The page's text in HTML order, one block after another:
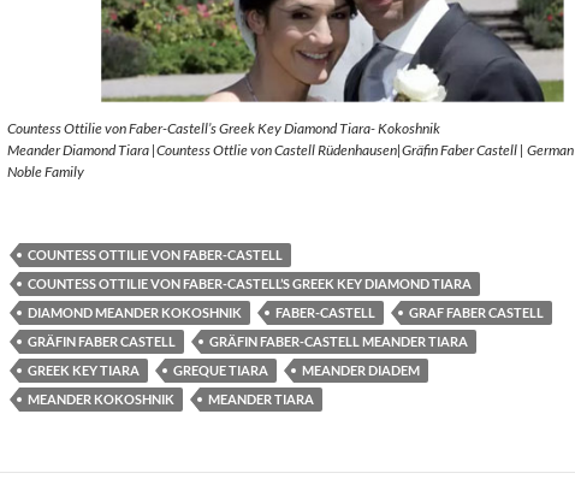
Countess Ottilie von Faber-Castell’s Greek Key Diamond Tiara- Kokoshnik
Meander Diamond Tiara |Countess Ottlie von Castell Rüdenhausen|Gräfin Faber Castell | German
Noble Family
COUNTESS OTTILIE VON FABER-CASTELL
COUNTESS OTTILIE VON FABER-CASTELL’S GREEK KEY DIAMOND TIARA
DIAMOND MEANDER KOKOSHNIK
FABER-CASTELL
GRAF FABER CASTELL
GRÄFIN FABER CASTELL
GRÄFIN FABER-CASTELL MEANDER TIARA
GREEK KEY TIARA
GREQUE TIARA
MEANDER DIADEM
MEANDER KOKOSHNIK
MEANDER TIARA